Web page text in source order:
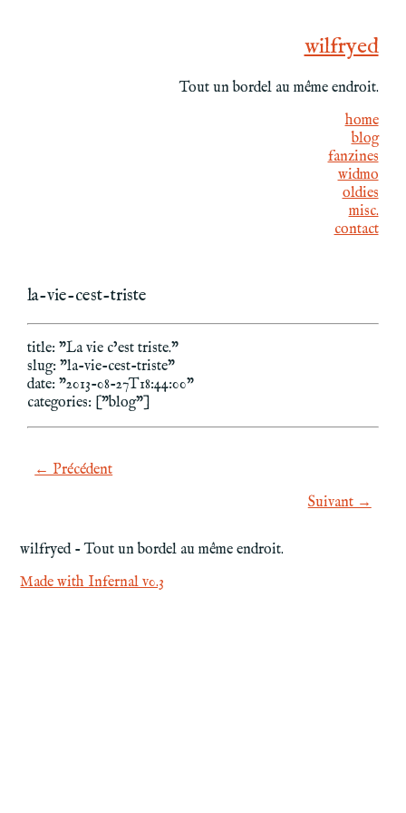
wilfryed
Tout un bordel au même endroit.
home
blog
fanzines
widmo
oldies
misc.
contact
la-vie-cest-triste
title: "La vie c’est triste."
slug: "la-vie-cest-triste"
date: "2013-08-27T18:44:00"
categories: ["blog"]
← Précédent
Suivant →
wilfryed - Tout un bordel au même endroit.
Made with Infernal v0.3